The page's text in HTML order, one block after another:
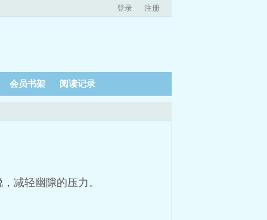
登录 注册
会员书架 阅读记录
减轻幽隙的压力。